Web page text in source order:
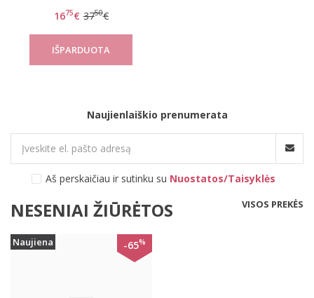
1675€ 3750€
Naujienlaiškio prenumerata
Aš perskaičiau ir sutinku su Nuostatos/Taisyklės
NESENIAI ŽIŪRĖTOS VISOS PREKĖS
Naujiena -65%